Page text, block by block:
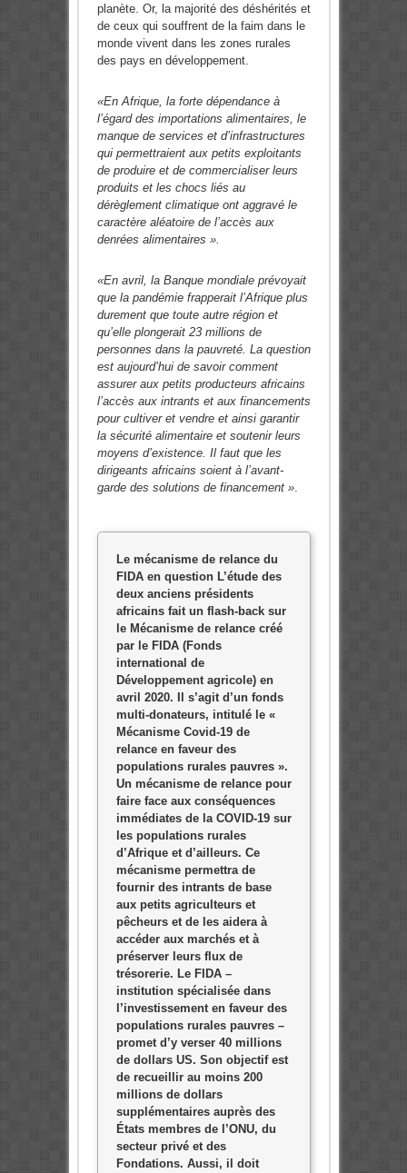
planète. Or, la majorité des déshérités et
de ceux qui souffrent de la faim dans le
monde vivent dans les zones rurales
des pays en développement.
«En Afrique, la forte dépendance à
l’égard des importations alimentaires, le
manque de services et d’infrastructures
qui permettraient aux petits exploitants
de produire et de commercialiser leurs
produits et les chocs liés au
dérèglement climatique ont aggravé le
caractère aléatoire de l’accès aux
denrées alimentaires ».
«En avril, la Banque mondiale prévoyait
que la pandémie frapperait l’Afrique plus
durement que toute autre région et
qu’elle plongerait 23 millions de
personnes dans la pauvreté. La question
est aujourd’hui de savoir comment
assurer aux petits producteurs africains
l’accès aux intrants et aux financements
pour cultiver et vendre et ainsi garantir
la sécurité alimentaire et soutenir leurs
moyens d’existence. Il faut que les
dirigeants africains soient à l’avant-
garde des solutions de financement ».
Le mécanisme de relance du
FIDA en question L’étude des
deux anciens présidents
africains fait un flash-back sur
le Mécanisme de relance créé
par le FIDA (Fonds
international de
Développement agricole) en
avril 2020. Il s’agit d’un fonds
multi-donateurs, intitulé le «
Mécanisme Covid-19 de
relance en faveur des
populations rurales pauvres ».
Un mécanisme de relance pour
faire face aux conséquences
immédiates de la COVID-19 sur
les populations rurales
d’Afrique et d’ailleurs. Ce
mécanisme permettra de
fournir des intrants de base
aux petits agriculteurs et
pêcheurs et de les aidera à
accéder aux marchés et à
préserver leurs flux de
trésorerie. Le FIDA –
institution spécialisée dans
l’investissement en faveur des
populations rurales pauvres –
promet d’y verser 40 millions
de dollars US. Son objectif est
de recueillir au moins 200
millions de dollars
supplémentaires auprès des
États membres de l’ONU, du
secteur privé et des
Fondations. Aussi, il doit